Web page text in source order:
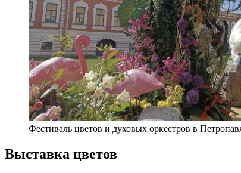
Фестиваль цветов и духовых оркестров в
Выставка цветов